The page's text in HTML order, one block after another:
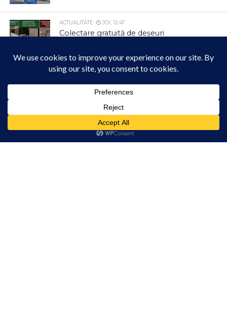
Am înțeles!
Acest site folosește cookies. Navigând în continuare, vă exprimați acordul asupra folosirii
cookie-urilor.
ACTUALITATE JOI, 12:47
Colectare gratuită de deșeuri
Parcul Berc se transformă într un loc
ACTUALITATE JOI, 12:33